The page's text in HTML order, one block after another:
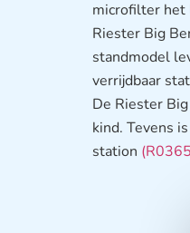
microfilter het
Riester Big
standmodel
verrijdbaar
De Riester
kind. Tevens
station (